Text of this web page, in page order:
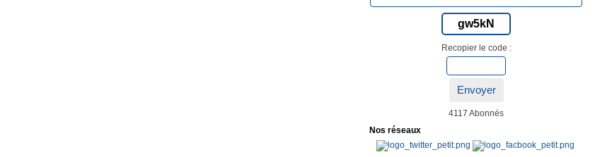
gw5kN
Recopier le code :
Envoyer
4117 Abonnés
Nos réseaux